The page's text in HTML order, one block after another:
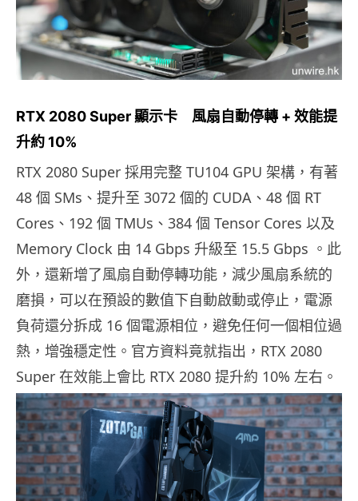
RTX 2080 Super顯示卡 風扇自動停轉 + 效能提
升約 10%
RTX 2080 Super 採用完整 TU104 GPU 架構，有著
48 個 SMs、提升至 3072 個的 CUDA、48 個 RT
Cores、192 個 TMUs、384 個 Tensor Cores 以及
Memory Clock 由 14 Gbps 升級至 15.5 Gbps 。此
外，還新增了風扇自動停轉功能，減少風扇系統的
磨損，可以在預設的數值下自動啟動或停止，電源
負荷還分拆成 16 個電源相位，避免任何一個相位過
熱，增強穩定性。官方資料竟就指出，RTX 2080
Super 在效能上會比 RTX 2080 提升約 10% 左右。